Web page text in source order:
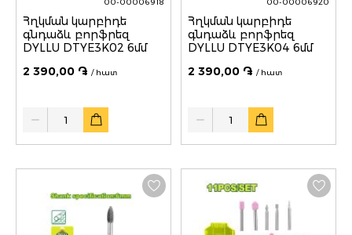
Հղկման կարբիդե
գնդաձև բորֆրեզ
DYLLU DTYE3K02 6մմ
2 390,00 ֏ / հատ
Quantity
Հղկման կարբիդե
գնդաձև բորֆրեզ
DYLLU DTYE3K04 6մմ
2 390,00 ֏ / հատ
Quantity